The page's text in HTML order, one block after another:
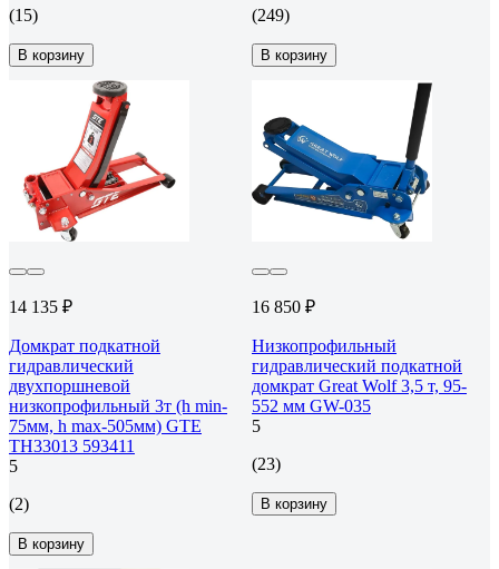
(15)
В корзину
(249)
В корзину
14 135 ₽
Домкрат подкатной
гидравлический
двухпоршневой
низкопрофильный 3т (h min-
75мм, h max-505мм) GTE
TH33013 593411
5
(2)
В корзину
16 850 ₽
Низкопрофильный
гидравлический подкатной
домкрат Great Wolf 3,5 т, 95-
552 мм GW-035
5
(23)
В корзину